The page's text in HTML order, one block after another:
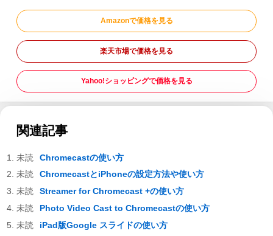
Amazonで価格を見る
楽天市場で価格を見る
Yahoo!ショッピングで価格を見る
関連記事
Chromecastの使い方
ChromecastとiPhoneの設定方法や使い方
Streamer for Chromecast +の使い方
Photo Video Cast to Chromecastの使い方
iPad版Google スライドの使い方